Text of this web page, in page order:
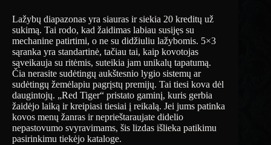
Lažybų diapazonas yra siauras ir siekia 20 kreditų už
sukimą. Tai rodo, kad žaidimas labiau susijęs su
mechanine patirtimi, o ne su didžiuliu lažybomis. 5×3
sąranka yra standartinė, tačiau tai, kaip kovotojas
sąveikauja su ritėmis, suteikia jam unikalų tapatumą.
Čia nerasite sudėtingų aukštesnio lygio sistemų ar
sudėtingų žemėlapiu pagrįstų premijų. Tai tiesi kova dėl
daugintojų. „Red Tiger“ pristato gaminį, kuris gerbia
žaidėjo laiką ir kreipiasi tiesiai į reikalą. Jei jums patinka
kovos menų žanras ir neprieštaraujate didelio
nepastovumo svyravimams, šis lizdas išlieka patikimu
pasirinkimu tiekėjo kataloge.